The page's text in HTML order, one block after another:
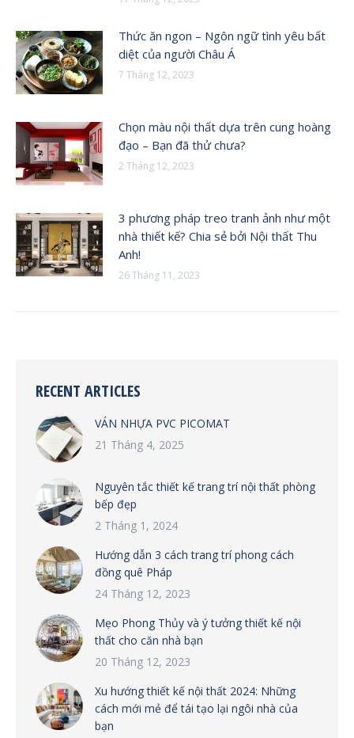
Thức ăn ngon – Ngôn ngữ tình yêu bất
diệt của người Châu Á
7 Tháng 12, 2023
Chọn màu nội thất dựa trên cung hoàng
đạo – Bạn đã thử chưa?
2 Tháng 12, 2023
3 phương pháp treo tranh ảnh như một
nhà thiết kế? Chia sẻ bởi Nội thất Thu
Anh!
26 Tháng 11, 2023
RECENT ARTICLES
VÁN NHỰA PVC PICOMAT
21 Tháng 4, 2025
Nguyên tắc thiết kế trang trí nội thất phòng
bếp đẹp
2 Tháng 1, 2024
Hướng dẫn 3 cách trang trí phong cách
đồng quê Pháp
24 Tháng 12, 2023
Mẹo Phong Thủy và ý tưởng thiết kế nội
thất cho căn nhà bạn
20 Tháng 12, 2023
Xu hướng thiết kế nội thất 2024: Những
cách mới mẻ để tái tạo lại ngôi nhà của
bạn